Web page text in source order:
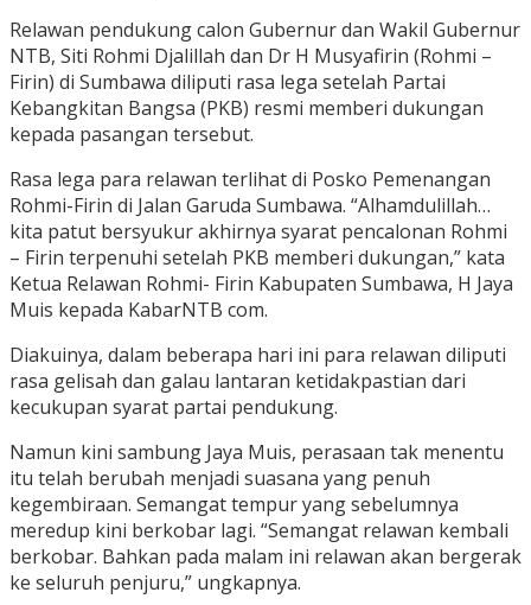
Relawan pendukung calon Gubernur dan Wakil Gubernur
NTB, Siti Rohmi Djalillah dan Dr H Musyafirin (Rohmi –
Firin) di Sumbawa diliputi rasa lega setelah Partai
Kebangkitan Bangsa (PKB) resmi memberi dukungan
kepada pasangan tersebut.
Rasa lega para relawan terlihat di Posko Pemenangan
Rohmi-Firin di Jalan Garuda Sumbawa. “Alhamdulillah…
kita patut bersyukur akhirnya syarat pencalonan Rohmi
– Firin terpenuhi setelah PKB memberi dukungan,” kata
Ketua Relawan Rohmi- Firin Kabupaten Sumbawa, H Jaya
Muis kepada KabarNTB com.
Diakuinya, dalam beberapa hari ini para relawan diliputi
rasa gelisah dan galau lantaran ketidakpastian dari
kecukupan syarat partai pendukung.
Namun kini sambung Jaya Muis, perasaan tak menentu
itu telah berubah menjadi suasana yang penuh
kegembiraan. Semangat tempur yang sebelumnya
meredup kini berkobar lagi. “Semangat relawan kembali
berkobar. Bahkan pada malam ini relawan akan bergerak
ke seluruh penjuru,” ungkapnya.